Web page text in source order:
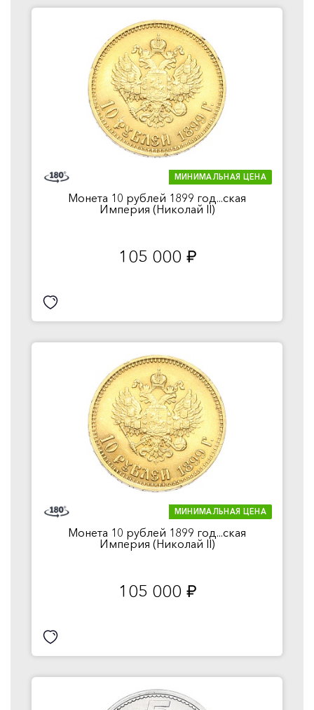
МИНИМАЛЬНАЯ ЦЕНА
Монета 10 рублей 1899 год...ская
Империя (Николай II)
105 000 руб.
МИНИМАЛЬНАЯ ЦЕНА
Монета 10 рублей 1899 год...ская
Империя (Николай II)
105 000 руб.